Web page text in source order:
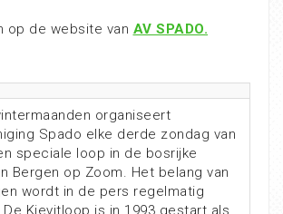
op de website van AV SPADO.
organiseert
Spado elke derde zondag van
speciale loop in de bosrijke
Bergen op Zoom. Het belang van
wordt in de pers regelmatig
Kievitloop is in 1993 gestart als